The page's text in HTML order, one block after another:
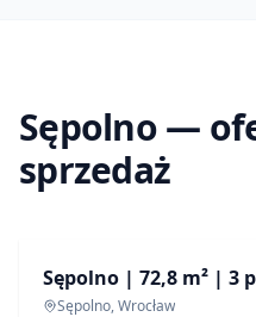
Sępolno —
sprzedaż
Sępolno, Wrocław